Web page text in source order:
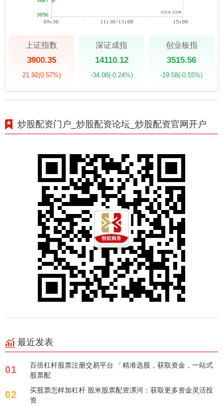
上证指数
3900.35
21.92(0.57%)
深证成指
14110.12
-34.08(-0.24%)
创业板指
3515.56
-19.58(-0.55%)
炒股配资门户_炒股配资论坛_炒股配资官网开户
最近发表
01
百倍杠杆股票注册交易平台 「精准选股，获取资金，一站式
股票配
02
买股票怎样加杠杆 股米股票配资漯河：获取更多资金灵活投
资